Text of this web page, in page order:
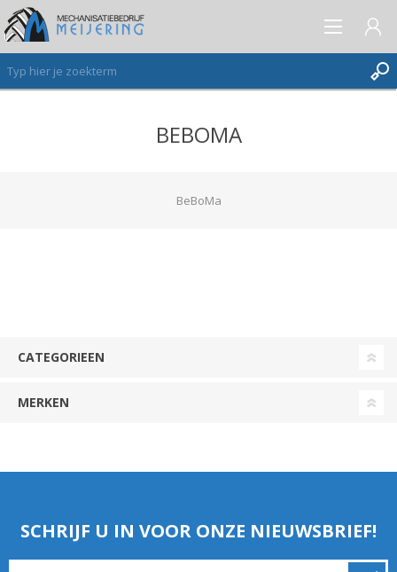
AANMELDEN ALS NIEUWE KLANTBEBOMA
BeBoMa
CATEGORIEEN
MERKEN
SCHRIJF U IN VOOR ONZE NIEUWSBRIEF!